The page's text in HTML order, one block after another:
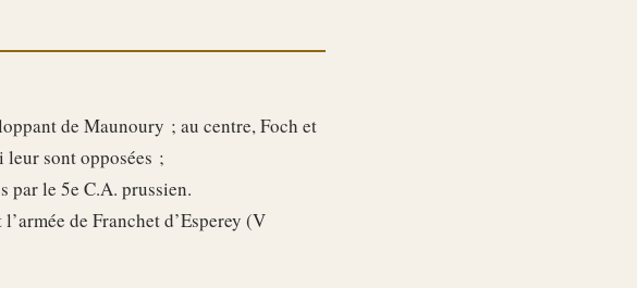
de Maunoury ; au centre, Foch et
leur sont opposées ;
par le 5e C.A. prussien.
de Franchet d’Esperey (V